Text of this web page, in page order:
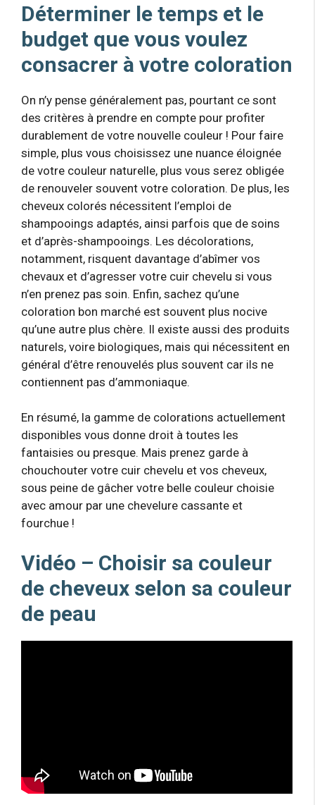
Déterminer le temps et le
budget que vous voulez
consacrer à votre coloration
On n’y pense généralement pas, pourtant ce sont
des critères à prendre en compte pour profiter
durablement de votre nouvelle couleur ! Pour faire
simple, plus vous choisissez une nuance éloignée
de votre couleur naturelle, plus vous serez obligée
de renouveler souvent votre coloration. De plus, les
cheveux colorés nécessitent l’emploi de
shampooings adaptés, ainsi parfois que de soins
et d’après-shampooings. Les décolorations,
notamment, risquent davantage d’abîmer vos
chevaux et d’agresser votre cuir chevelu si vous
n’en prenez pas soin. Enfin, sachez qu’une
coloration bon marché est souvent plus nocive
qu’une autre plus chère. Il existe aussi des produits
naturels, voire biologiques, mais qui nécessitent en
général d’être renouvelés plus souvent car ils ne
contiennent pas d’ammoniaque.
En résumé, la gamme de colorations actuellement
disponibles vous donne droit à toutes les
fantaisies ou presque. Mais prenez garde à
chouchouter votre cuir chevelu et vos cheveux,
sous peine de gâcher votre belle couleur choisie
avec amour par une chevelure cassante et
fourchue !
Vidéo – Choisir sa couleur
de cheveux selon sa couleur
de peau